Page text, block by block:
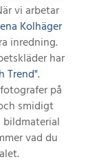
vi arbetar
Kolhäger
inredning.
har
Trend".
på
smidigt
bildmaterial
vad du